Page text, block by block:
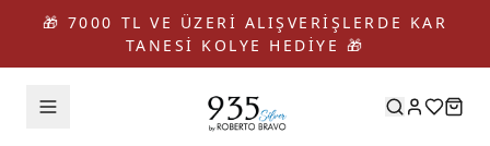
🎁 7000 TL VE ÜZERİ ALIŞVERİŞLERDE KAR
TANESİ KOLYE HEDİYE 🎁